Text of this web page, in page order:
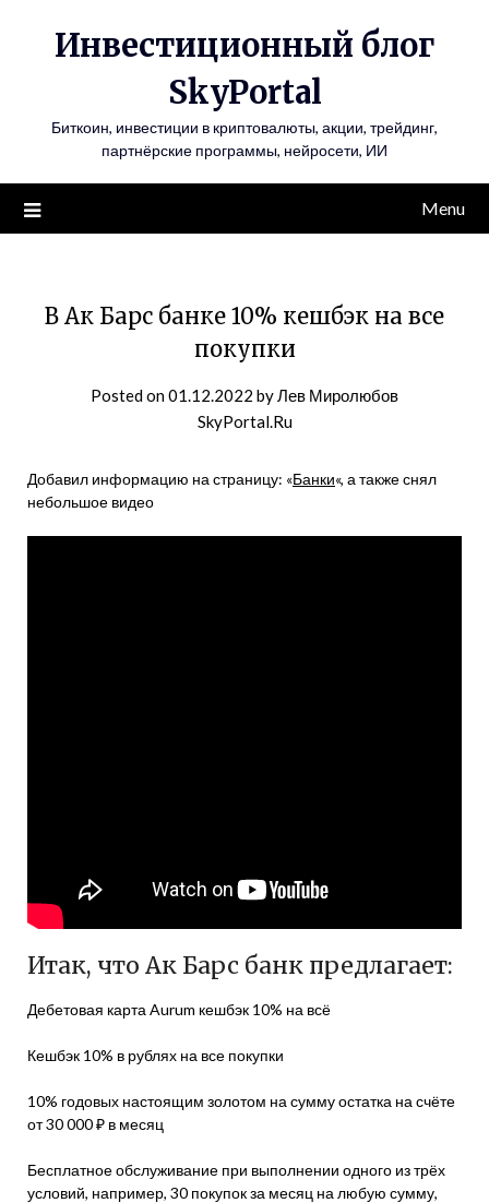
Инвестиционный блог
SkyPortal
Биткоин, инвестиции в криптовалюты, акции, трейдинг,
партнёрские программы, нейросети, ИИ
Menu
В Ак Барс банке 10% кешбэк на все
покупки
Posted on01.12.2022 byЛев Миролюбов
SkyPortal.Ru
Добавил информацию на страницу: «Банки«, а также снял
небольшое видео
Итак, что Ак Барс банк предлагает:
Дебетовая карта Aurum кешбэк 10% на всё
Кешбэк 10% в рублях на все покупки
10% годовых настоящим золотом на сумму остатка на счёте
от 30 000 ₽ в месяц
Бесплатное обслуживание при выполнении одного из трёх
условий, например, 30 покупок за месяц на любую сумму,